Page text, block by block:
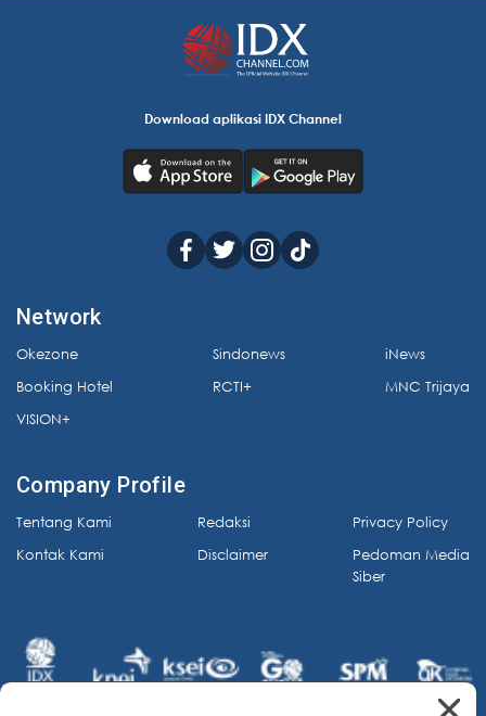
Download aplikasi IDX Channel
Network
Okezone
Booking Hotel
VISION+
Sindonews
RCTI+
iNews
MNC Trijaya
Company Profile
Tentang Kami
Kontak Kami
Redaksi
Disclaimer
Privacy Policy
Pedoman Media
Siber